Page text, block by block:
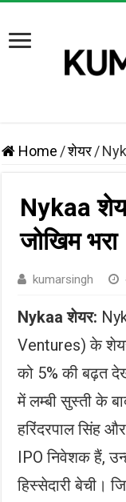
Home /शेयर/
Nykaa
जोखिम भरा
kumarsingh
Nykaa शेयर:
Ventures) के
को 5% की बढ़त
में लम्बी सुस्ती के
हरिंदरपाल सिंह
IPO निवेशक हैं,
हिस्सेदारी बेची।